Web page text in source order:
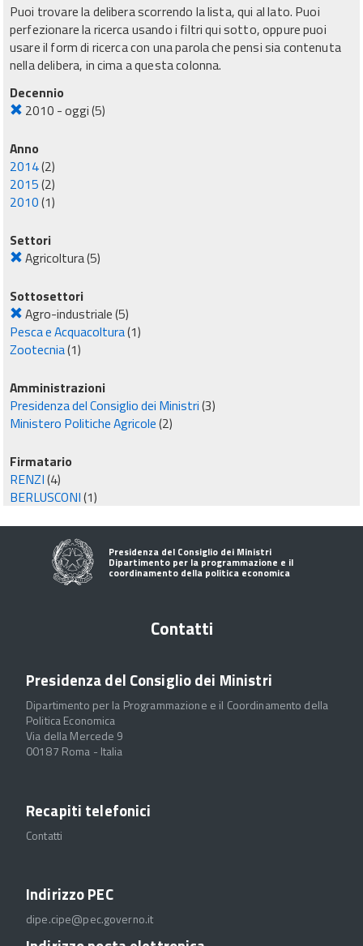
Puoi trovare la delibera scorrendo la lista, qui al lato. Puoi
perfezionare la ricerca usando i filtri qui sotto, oppure puoi
usare il form di ricerca con una parola che pensi sia contenuta
nella delibera, in cima a questa colonna.
Decennio
2010 - oggi(5)
Anno
2014(2)
2015(2)
2010(1)
Settori
Agricoltura(5)
Sottosettori
Agro-industriale(5)
Pesca e Acquacoltura(1)
Zootecnia(1)
Amministrazioni
Presidenza del Consiglio dei Ministri(3)
Ministero Politiche Agricole(2)
Firmatario
RENZI(4)
BERLUSCONI(1)
Presidenza del Consiglio dei Ministri
Dipartimento per la programmazione e il
coordinamento della politica economica
Contatti
Presidenza del Consiglio dei Ministri
Dipartimento per la Programmazione e il Coordinamento della
Politica Economica
Via della Mercede 9
00187 Roma - Italia
Recapiti telefonici
Contatti
Indirizzo PEC
dipe.cipe@pec.governo.it